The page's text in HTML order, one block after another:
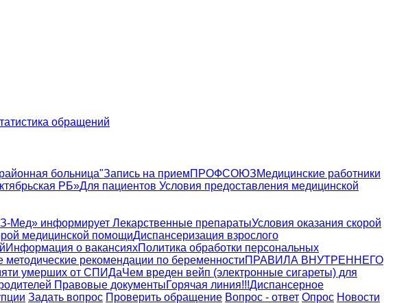
обращений
больница"Запись на приемПРОФСОЮЗМедицинские работники
РБ»Для пациентов Условия предоставления медицинской
Мед» информирует Лекарственные препаратыУсловия оказания скорой
медицинской помощиДиспансеризация взрослого
Информация о вакансияхПолитика обработки персональных
методические рекомендации по беременностиПРАВИЛА ВНУТРЕННЕГО
умерших от СПИДаЧем вреден вейп (электронные сигареты) для
Правовые документыГорячая линия!!!Диспансерное
Задать вопрос Проверить обращение Вопрос - ответ Опрос Новости